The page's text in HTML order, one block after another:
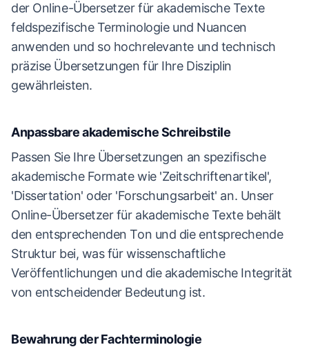
der Online-Übersetzer für akademische Texte
feldspezifische Terminologie und Nuancen
anwenden und so hochrelevante und technisch
präzise Übersetzungen für Ihre Disziplin
gewährleisten.
Anpassbare akademische Schreibstile
Passen Sie Ihre Übersetzungen an spezifische
akademische Formate wie 'Zeitschriftenartikel',
'Dissertation' oder 'Forschungsarbeit' an. Unser
Online-Übersetzer für akademische Texte behält
den entsprechenden Ton und die entsprechende
Struktur bei, was für wissenschaftliche
Veröffentlichungen und die akademische Integrität
von entscheidender Bedeutung ist.
Bewahrung der Fachterminologie